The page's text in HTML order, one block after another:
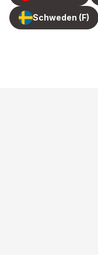
Schweden (F)